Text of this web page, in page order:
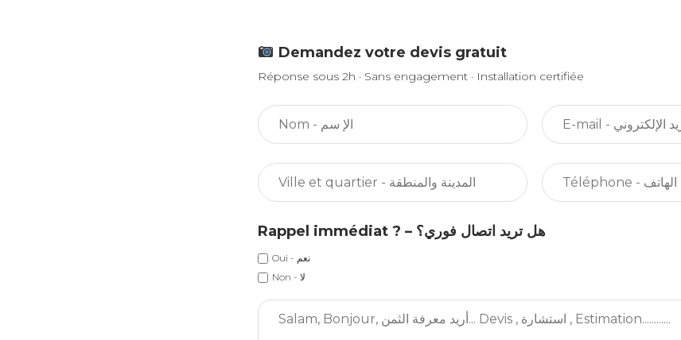
Demandez votre devis gratuit
Réponse sous 2h · Sans engagement · Installation certifiée
Rappel immédiat ? – هل تريد اتصال فوري؟
Oui - نعم
Non - لا